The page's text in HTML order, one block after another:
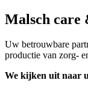
Malsch care
Uw betrouwbare
productie van zorg-
We kijken uit naar